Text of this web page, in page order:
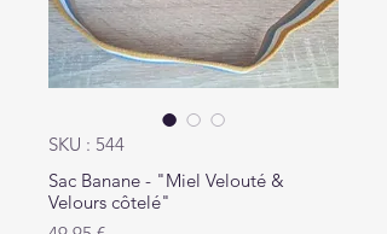
SKU : 544
Sac Banane - "Miel Velouté &
Velours côtelé"